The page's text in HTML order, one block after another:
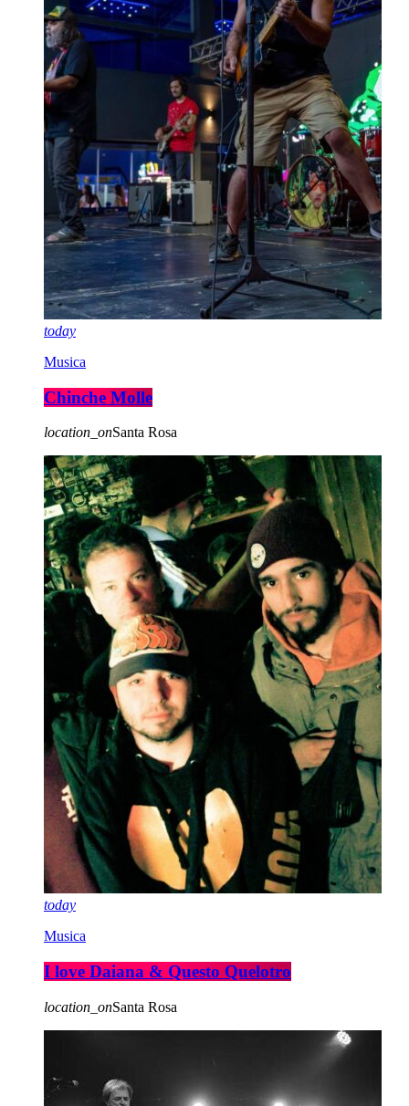
today
Musica
Chinche Molle
location_onSanta Rosa
today
Musica
I love Daiana & Questo Quelotro
location_onSanta Rosa